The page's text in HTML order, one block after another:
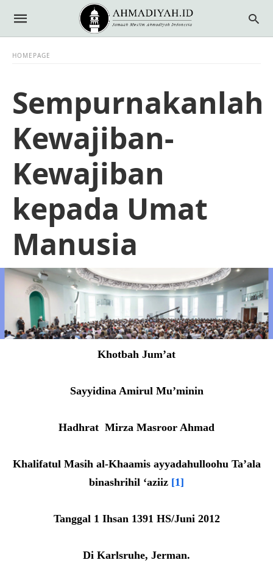
HOMEPAGE
Sempurnakanlah
Kewajiban-
Kewajiban
kepada Umat
Manusia
Khotbah Jum’at
Sayyidina Amirul Mu’minin
Hadhrat Mirza Masroor Ahmad
Khalifatul Masih al-Khaamis ayyadahulloohu Ta’ala
binashrihil ‘aziiz [1]
Tanggal 1 Ihsan 1391 HS/Juni 2012
Di Karlsruhe, Jerman.